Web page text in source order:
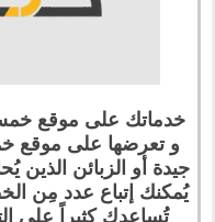
خدماتك على موقع
و تعرضها على موقع
جيدة أو الزبائن الذين
يُمكنك إتباع عدد مِن
تُساعدك كثيراً على